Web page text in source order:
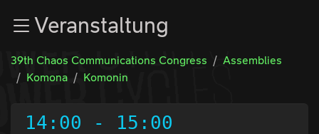
Zum InhaltVeranstaltung
39th Chaos Communications Congress
Assemblies
Komona
Komonin
14:00 - 15:00